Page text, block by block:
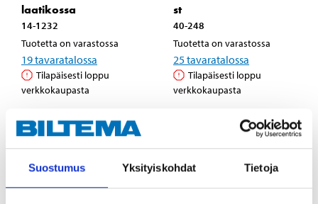
Suostumus Yksityiskohdat Tietoja
laatikossa
14-1232
Tuotetta on varastossa
19tavaratalossa
Tilapäisesti loppu
verkkokaupasta
st
40-248
Tuotetta on varastossa
25tavaratalossa
Tilapäisesti loppu
verkkokaupasta